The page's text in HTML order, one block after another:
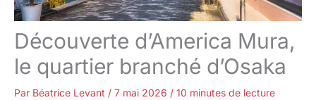
Découverte d’America Mura,
le quartier branché d’Osaka
Par Béatrice Levant / 7 mai 2026 / 10 minutes de lecture